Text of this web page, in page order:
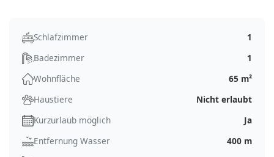
Schlafzimmer
1
Badezimmer
1
Wohnfläche
65 m²
Haustiere
Nicht erlaubt
Kurzurlaub möglich
Ja
Entfernung Wasser
400 m